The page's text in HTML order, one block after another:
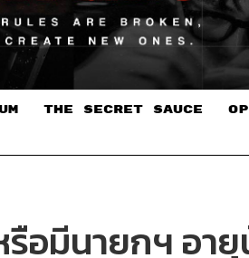
THE SECRET SAUCE​
มีนายกฯ อา